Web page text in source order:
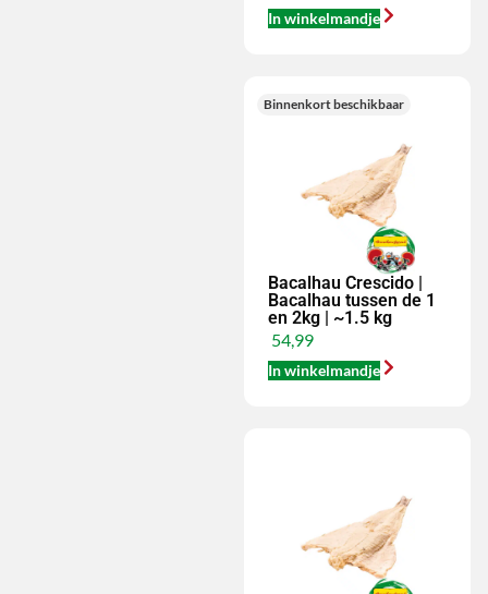
In winkelmandje
Binnenkort beschikbaar
Bacalhau Crescido |
Bacalhau tussen de 1
en 2kg | ~1.5 kg
54,99
In winkelmandje